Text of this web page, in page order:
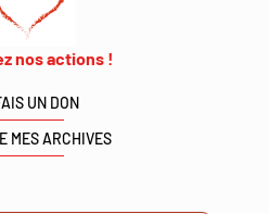
nos actions !
UN DON
MES ARCHIVES